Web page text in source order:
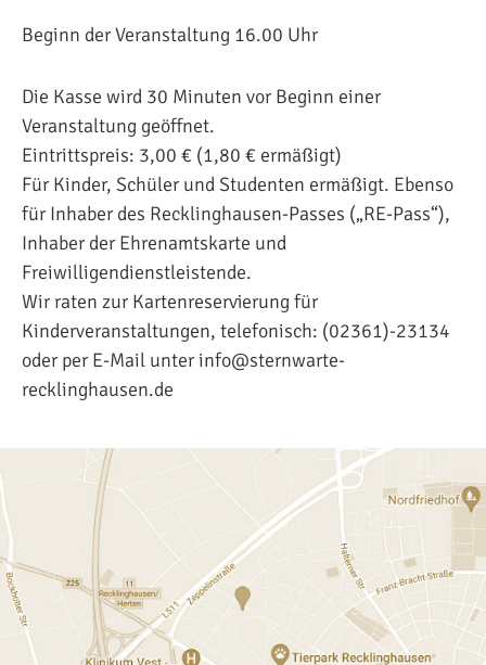
Beginn der Veranstaltung 16.00 Uhr
Die Kasse wird 30 Minuten vor Beginn einer
Veranstaltung geöffnet.
Eintrittspreis: 3,00 € (1,80 € ermäßigt)
Für Kinder, Schüler und Studenten ermäßigt. Ebenso
für Inhaber des Recklinghausen-Passes („RE-Pass“),
Inhaber der Ehrenamtskarte und
Freiwilligendienstleistende.
Wir raten zur Kartenreservierung für
Kinderveranstaltungen, telefonisch: (02361)-23134
oder per E-Mail unter info@sternwarte-
recklinghausen.de